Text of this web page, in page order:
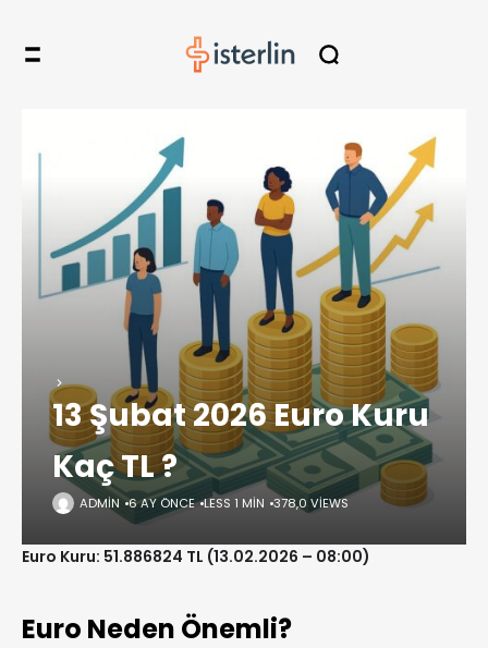
13 Şubat 2026 Euro Kuru
Kaç TL ?
ADMIN 6 AY ÖNCE LESS 1 MIN 378,0 VIEWS
Euro Kuru: 51.886824 TL (13.02.2026 – 08:00)
Euro Neden Önemli?